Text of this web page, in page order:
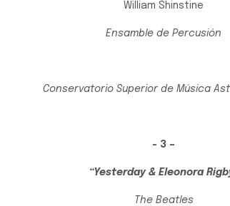
William Shinstine
Ensamble de Percusión
Conservatorio Superior de Música
- 3 –
“Yesterday & Eleonora
The Beatles